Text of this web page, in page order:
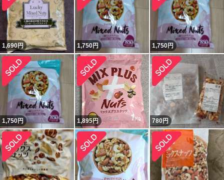
1,690円 1,750円 1,750円
1,750円 1,895円 780円